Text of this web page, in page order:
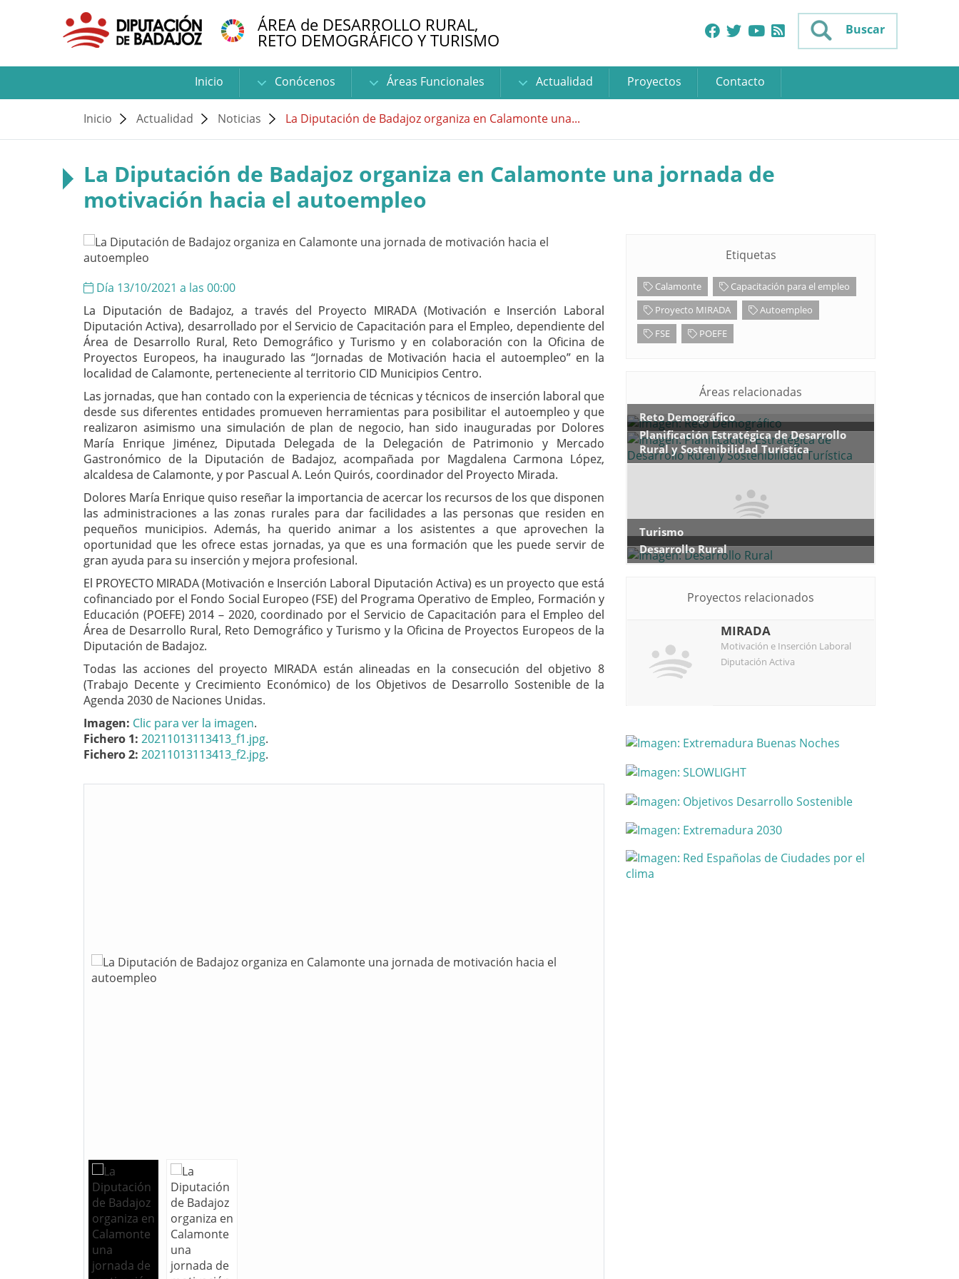
ÁREA de DESARROLLO RURAL,
RETO DEMOGRÁFICO Y TURISMO Buscar
Inicio Conócenos Áreas Funcionales Actualidad Proyectos Contacto
Inicio Actualidad Noticias La Diputación de Badajoz organiza en Calamonte una...
La Diputación de Badajoz organiza en Calamonte una jornada de
motivación hacia el autoempleo
Día 13/10/2021 a las 00:00
La Diputación de Badajoz, a través del Proyecto MIRADA (Motivación e Inserción Laboral
Diputación Activa), desarrollado por el Servicio de Capacitación para el Empleo, dependiente del
Área de Desarrollo Rural, Reto Demográfico y Turismo y en colaboración con la Oficina de
Proyectos Europeos, ha inaugurado las “Jornadas de Motivación hacia el autoempleo” en la
localidad de Calamonte, perteneciente al territorio CID Municipios Centro.
Las jornadas, que han contado con la experiencia de técnicas y técnicos de inserción laboral que
desde sus diferentes entidades promueven herramientas para posibilitar el autoempleo y que
realizaron asimismo una simulación de plan de negocio, han sido inauguradas por Dolores
María Enrique Jiménez, Diputada Delegada de la Delegación de Patrimonio y Mercado
Gastronómico de la Diputación de Badajoz, acompañada por Magdalena Carmona López,
alcaldesa de Calamonte, y por Pascual A. León Quirós, coordinador del Proyecto Mirada.
Dolores María Enrique quiso reseñar la importancia de acercar los recursos de los que disponen
las administraciones a las zonas rurales para dar facilidades a las personas que residen en
pequeños municipios. Además, ha querido animar a los asistentes a que aprovechen la
oportunidad que les ofrece estas jornadas, ya que es una formación que les puede servir de
gran ayuda para su inserción y mejora profesional.
El PROYECTO MIRADA (Motivación e Inserción Laboral Diputación Activa) es un proyecto que está
cofinanciado por el Fondo Social Europeo (FSE) del Programa Operativo de Empleo, Formación y
Educación (POEFE) 2014 – 2020, coordinado por el Servicio de Capacitación para el Empleo del
Área de Desarrollo Rural, Reto Demográfico y Turismo y la Oficina de Proyectos Europeos de la
Diputación de Badajoz.
Todas las acciones del proyecto MIRADA están alineadas en la consecución del objetivo 8
(Trabajo Decente y Crecimiento Económico) de los Objetivos de Desarrollo Sostenible de la
Agenda 2030 de Naciones Unidas.
Imagen: Clic para ver la imagen.
Fichero 1: 20211013113413_f1.jpg.
Fichero 2: 20211013113413_f2.jpg.
Etiquetas
Calamonte
Capacitación para el empleo
Proyecto MIRADA
Autoempleo
FSE
POEFE
Áreas relacionadas
Reto Demográfico
Planificación Estratégica de Desarrollo
Rural y Sostenibilidad Turística
Turismo
Desarrollo Rural
Proyectos relacionados
MIRADA
Motivación e Inserción Laboral
Diputación Activa